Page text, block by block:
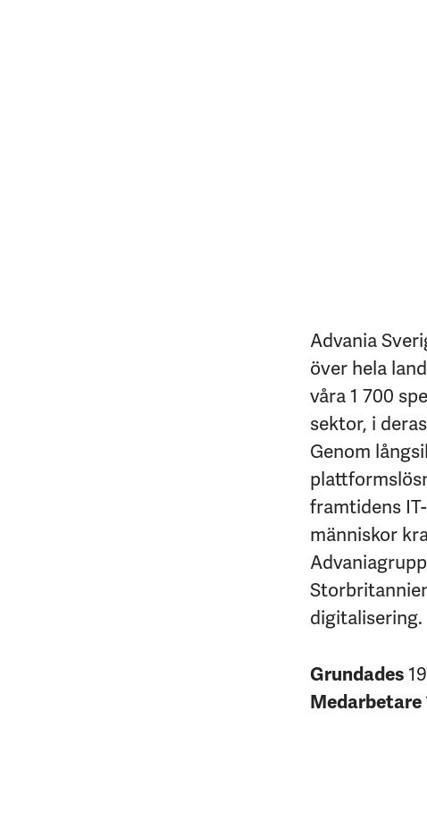
Advania
över hela
våra 1 700
sektor, i
Genom
framtidens
människor
digitalisering.
Grundades
Medarbetare